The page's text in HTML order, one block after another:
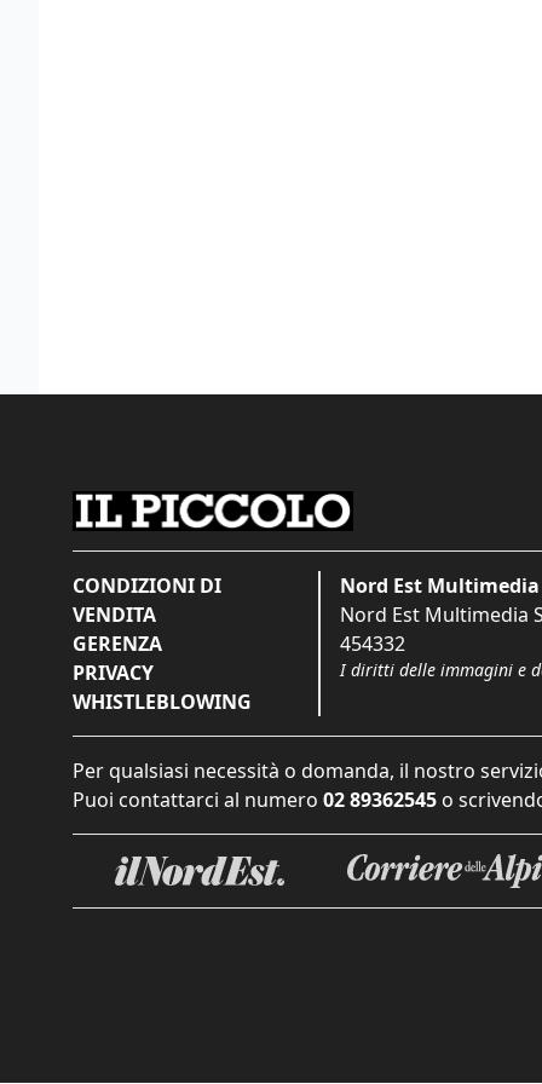
CONDIZIONI DI
VENDITA
GERENZA
PRIVACY
WHISTLEBLOWING
Nord Est Multimedia
Nord Est Multimedia
454332
I diritti delle immagini e
Per qualsiasi necessità o domanda, il nostro
Puoi contattarci al numero 02 89362545 o